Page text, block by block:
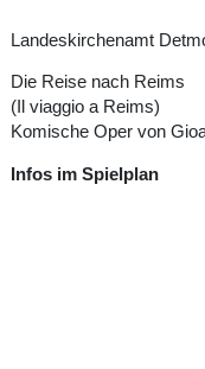
Landeskirchenamt
Die Reise nach Reims
(Il viaggio a Reims)
Komische Oper von
Infos im Spielplan